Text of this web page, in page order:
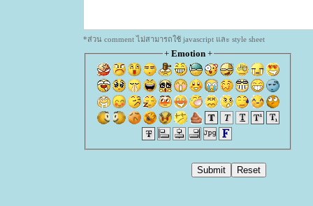
*ส่วน comment ไม่สามารถใช้ javascript และ style sheet
+ Emotion+